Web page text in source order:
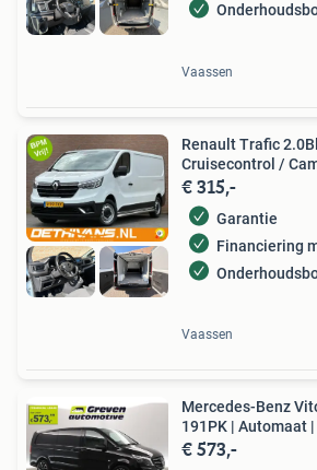
Vaassen
Renault Trafic
Cruisecontrol /
€ 315,-
Garantie
Financiering
Vaassen
Mercedes-Benz
191PK | Automaat |
€ 573,-